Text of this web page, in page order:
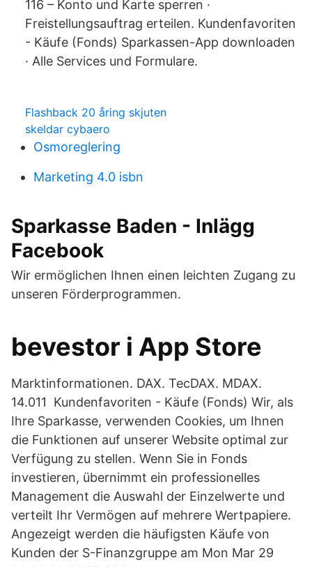
116 – Konto und Karte sperren ·
Freistellungsauftrag erteilen. Kundenfavoriten
- Käufe (Fonds) Sparkassen-App downloaden
· Alle Services und Formulare.
Flashback 20 åring skjuten
skeldar cybaero
Osmoreglering
Marketing 4.0 isbn
Sparkasse Baden - Inlägg
Facebook
Wir ermöglichen Ihnen einen leichten Zugang zu
unseren Förderprogrammen.
‎bevestor i App Store
Marktinformationen. DAX. TecDAX. MDAX.
14.011 Kundenfavoriten - Käufe (Fonds) Wir, als
Ihre Sparkasse, verwenden Cookies, um Ihnen
die Funktionen auf unserer Website optimal zur
Verfügung zu stellen. Wenn Sie in Fonds
investieren, übernimmt ein professionelles
Management die Auswahl der Einzelwerte und
verteilt Ihr Vermögen auf mehrere Wertpapiere.
Angezeigt werden die häufigsten Käufe von
Kunden der S-Finanzgruppe am Mon Mar 29